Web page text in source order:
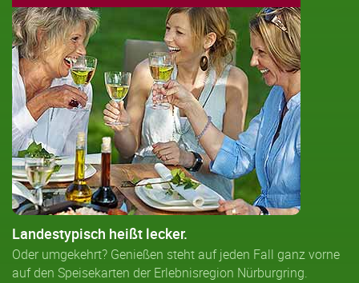
Landestypisch heißt lecker.
Oder umgekehrt? Genießen steht auf jeden Fall ganz vorne
auf den Speisekarten der Erlebnisregion Nürburgring.